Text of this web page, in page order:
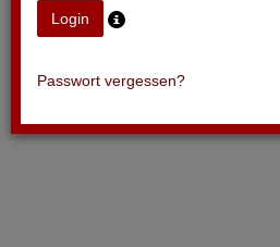
Passwort vergessen?